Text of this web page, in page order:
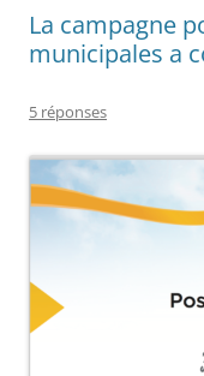
La campagne
municipales a
5 réponses